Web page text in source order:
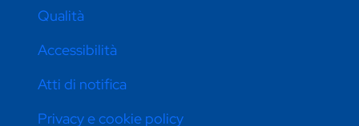
Qualità
Accessibilità
Atti di notifica
Privacy e cookie policy